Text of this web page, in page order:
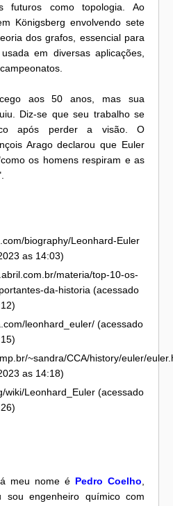
futuros como topologia. Ao
Königsberg envolvendo sete
dos grafos, essencial para
em diversas aplicações,
aos 50 anos, mas sua
Diz-se que seu trabalho se
após perder a visão. O
Arago declarou que Euler
os homens respiram e as
biography/Leonhard-Euler
as 14:03)
materia/top-10-os-
da-historia (acessado
leonhard_euler/ (acessado
~sandra/CCA/history/euler/
as 14:18)
wiki/Leonhard_Euler (acessado
meu nome é Pedro Coelho
sou engenheiro químico com